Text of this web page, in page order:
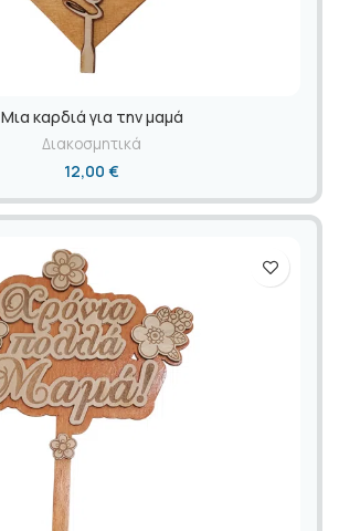
Μια καρδιά για την μαμά
Διακοσμητικά
12,00 €